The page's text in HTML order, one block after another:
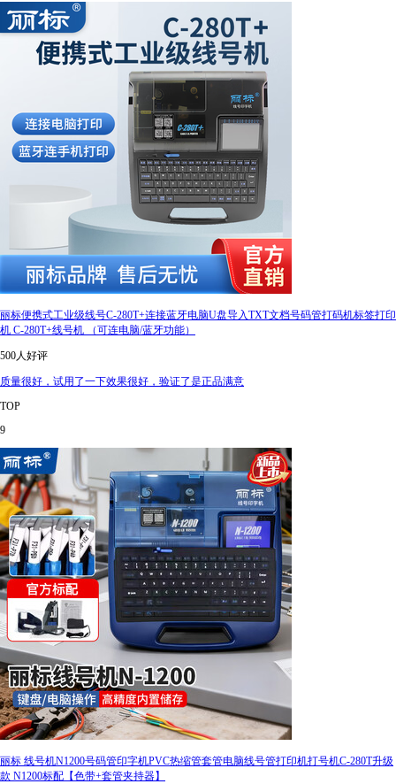
丽标便携式工业级线号C-280T+连接蓝牙电脑U盘导入TXT文档号码管打码机标签打印
机 C-280T+线号机 （可连电脑/蓝牙功能）
500人好评
质量很好，试用了一下效果很好，验证了是正品满意
TOP
9
丽标 线号机N1200号码管印字机PVC热缩管套管电脑线号管打印机打号机C-280T升级
款 N1200标配【色带+套管夹持器】